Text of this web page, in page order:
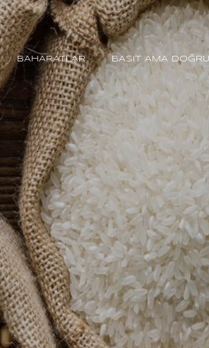
BAHARATLAR BASIT AMA DOĞRU